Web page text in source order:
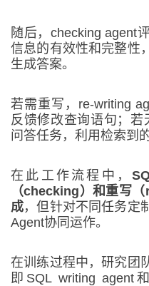
随后，checking agent
信息的有效性和完整性
生成答案。
若需重写，re-writing
反馈修改查询语句；若
问答任务，利用检索到
在此工作流程中，
（checking）和重写
成，但针对不同任务定
Agent协同运作。
在训练过程中，研究团
即SQL writing agent